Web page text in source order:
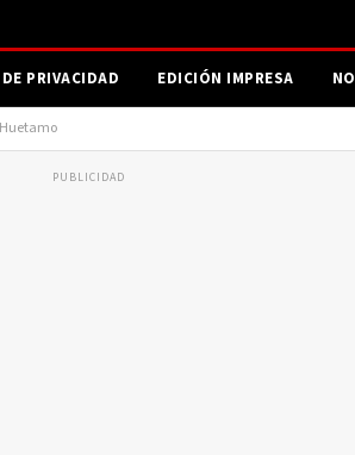
PRIVACIDAD EDICIÓN IMPRESA
PUBLICIDAD